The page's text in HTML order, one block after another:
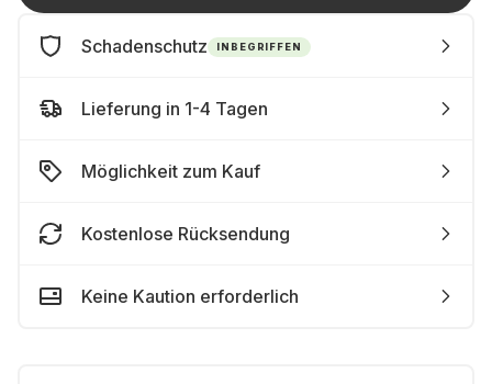
Schadenschutz INBEGRIFFEN
Lieferung in 1-4 Tagen
Möglichkeit zum Kauf
Kostenlose Rücksendung
Keine Kaution erforderlich